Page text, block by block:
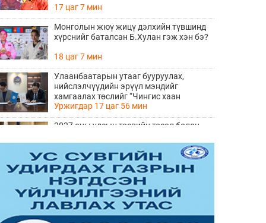
17 цаг 7 мин
Монголын жюү жицү дэлхийн түвшинд
хүрснийг баталсан Б.Хулан гэж хэн бэ?
18 цаг 7 мин
Улаанбаатарын утааг бууруулах,
нийслэлчүүдийн эрүүл мэндийг
хамгаалах төслийг “Чингис хаан
баялгийн сан нэгдэл” ХХК-тай хамтран
хэрэгжүүлнэ
Уржигдар 17 цаг 56 мин
2027 оны улсын төсвийн төсөл болон
олон нийтийн хэлэлцүүлэг боллоо
Уржигдар 17 цаг 38 мин
Нийгмийн даатгалын сангийн хөрөнгө
7.6 тэрбум төгрөгөөр арвижлаа
Уржигдар 17 цаг 18 мин